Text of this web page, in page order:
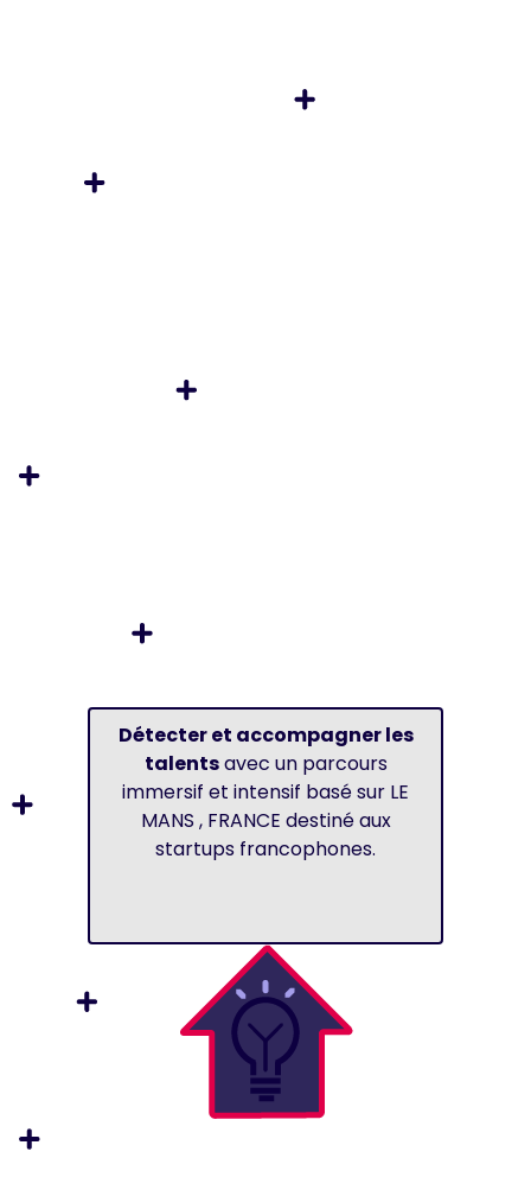
Détecter et accompagner les
talentsavec un parcours
immersif et intensif basé sur LE
MANS , FRANCE destiné aux
startups francophones.